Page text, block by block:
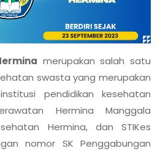
merupakan salah satu
swasta yang merupakan
pendidikan kesehatan
Hermina Manggala
Hermina, dan STIKes
nomor SK Penggabungan